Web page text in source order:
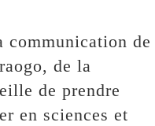
communication de
de la
de prendre
en sciences et